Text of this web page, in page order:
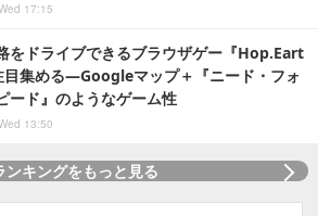
17:15
をドライブできるブラウザゲー『Hop.Eart
目集める―Googleマップ＋『ニード・フォ
ード』のようなゲーム性
13:50
ンキングをもっと見る